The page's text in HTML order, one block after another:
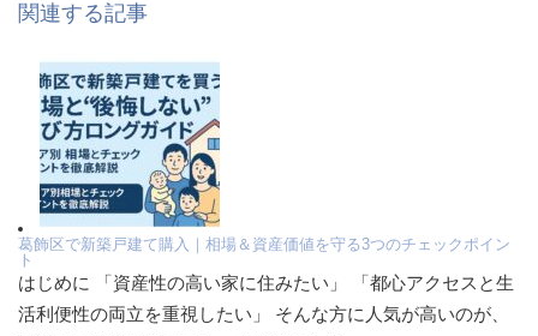
関連する記事
葛飾区で新築戸建て購入｜相場＆資産価値を守る3つのチェックポイン
ト
はじめに 「資産性の高い家に住みたい」 「都心アクセスと生
活利便性の両立を重視したい」 そんな方に人気が高いのが、